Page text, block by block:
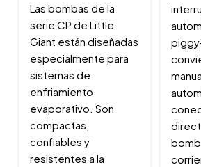
Las bombas de la
serie CP de Little
Giant están diseñadas
especialmente para
sistemas de
enfriamiento
evaporativo. Son
compactas,
confiables y
resistentes a la